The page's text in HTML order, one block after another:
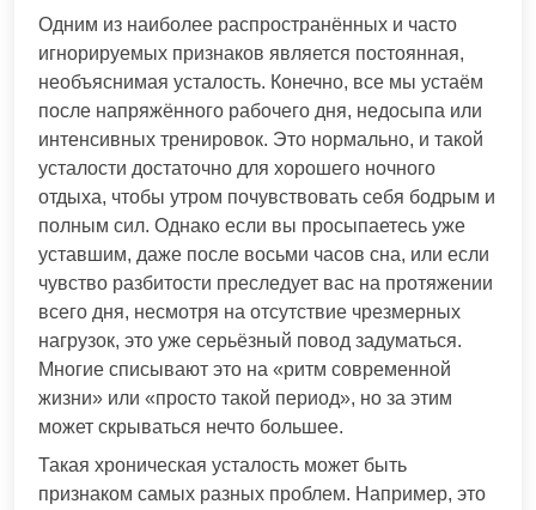
Одним из наиболее распространённых и часто
игнорируемых признаков является постоянная,
необъяснимая усталость. Конечно, все мы устаём
после напряжённого рабочего дня, недосыпа или
интенсивных тренировок. Это нормально, и такой
усталости достаточно для хорошего ночного
отдыха, чтобы утром почувствовать себя бодрым и
полным сил. Однако если вы просыпаетесь уже
уставшим, даже после восьми часов сна, или если
чувство разбитости преследует вас на протяжении
всего дня, несмотря на отсутствие чрезмерных
нагрузок, это уже серьёзный повод задуматься.
Многие списывают это на «ритм современной
жизни» или «просто такой период», но за этим
может скрываться нечто большее.
Такая хроническая усталость может быть
признаком самых разных проблем. Например, это